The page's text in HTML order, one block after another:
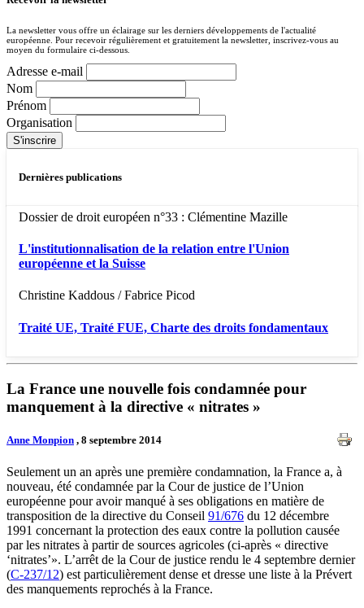
La newsletter vous offre un éclairage sur les derniers développements de l'actualité
européenne. Pour recevoir régulièrement et gratuitement la newsletter, inscrivez-vous au
moyen du formulaire ci-dessous.
Adresse e-mail
Nom
Prénom
Organisation
Dernières publications
Dossier de droit européen n°33 : Clémentine Mazille
L'institutionnalisation de la relation entre l'Union
européenne et la Suisse
Christine Kaddous / Fabrice Picod
Traité UE, Traité FUE, Charte des droits fondamentaux
La France une nouvelle fois condamnée pour
manquement à la directive « nitrates »
Anne Monpion , 8 septembre 2014
Seulement un an après une première condamnation, la France a, à
nouveau, été condamnée par la Cour de justice de l’Union
européenne pour avoir manqué à ses obligations en matière de
transposition de la directive du Conseil 91/676 du 12 décembre
1991 concernant la protection des eaux contre la pollution causée
par les nitrates à partir de sources agricoles (ci-après « directive
‘nitrates’». L’arrêt de la Cour de justice rendu le 4 septembre dernier
(C-237/12) est particulièrement dense et dresse une liste à la Prévert
des manquements reprochés à la France.